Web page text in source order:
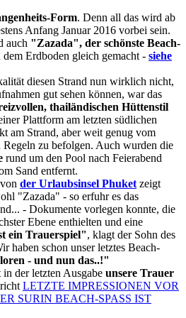
Form. Denn all das wird ab
Anfang Januar 2016 vorbei sein.
auch "Zazada", der schönste Beach-
Erdboden gleich gemacht - siehe
diesen Strand nun wirklich nicht,
gut sehen können, war das
thailändischen Hüttenstil
Plattform am letzten südlichen
am Strand, aber weit genug vom
zu befolgen. Auch wurden die
rund um den Pool nach Feierabend
Sand entfernt.
der Urlaubsinsel Phuket zeigt
"Zazada" - so erfuhr es das
- Dokumente vorlegen konnte, die
Ebene enthielten und eine
ein Trauerspiel", klagt der Sohn des
haben schon unser letztes Beach-
- und nun das..!"
der letzten Ausgabe unsere Trauer
LETZTE IMPRESSIONEN VOR
SURIN BEACH-SPASS IST